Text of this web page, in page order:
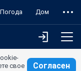
Погода Дом
свое
Согласен